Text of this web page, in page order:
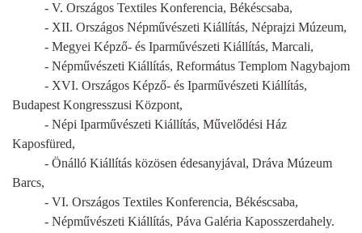
- V. Országos Textiles Konferencia, Békéscsaba,
- XII. Országos Népművészeti Kiállítás, Néprajzi Múzeum,
- Megyei Képző- és Iparművészeti Kiállítás, Marcali,
- Népművészeti Kiállítás, Református Templom Nagybajom
- XVI. Országos Képző- és Iparművészeti Kiállítás,
Budapest Kongresszusi Központ,
- Népi Iparművészeti Kiállítás, Művelődési Ház
Kaposfüred,
- Önálló Kiállítás közösen édesanyjával, Dráva Múzeum
Barcs,
- VI. Országos Textiles Konferencia, Békéscsaba,
- Népművészeti Kiállítás, Páva Galéria Kaposszerdahely.